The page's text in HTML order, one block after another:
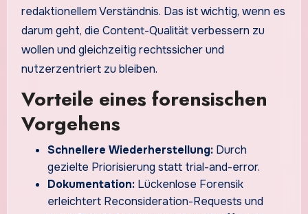
redaktionellem Verständnis. Das ist wichtig, wenn es
darum geht, die Content-Qualität verbessern zu
wollen und gleichzeitig rechtssicher und
nutzerzentriert zu bleiben.
Vorteile eines forensischen
Vorgehens
Schnellere Wiederherstellung:Durch
gezielte Priorisierung statt trial-and-error.
Dokumentation:Lückenlose Forensik
erleichtert Reconsideration-Requests und